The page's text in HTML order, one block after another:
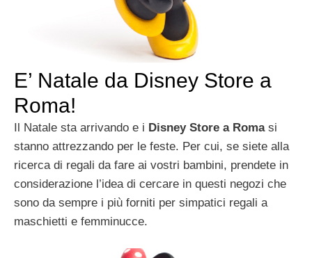
E’ Natale da Disney Store a
Roma!
Il Natale sta arrivando e i Disney Store a Romasi
stanno attrezzando per le feste. Per cui, se siete alla
ricerca di regali da fare ai vostri bambini, prendete in
considerazione l’idea di cercare in questi negozi che
sono da sempre i più forniti per simpatici regali a
maschietti e femminucce.